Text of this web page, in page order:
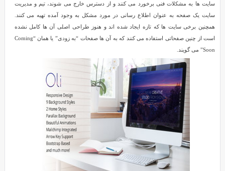
سایت ها به مشکلات فنی برخورد می کنند و از دسترس خارج می شوند، تیم و مدیریت
سایت یک صفحه به عنوان اطلاع رسانی در مورد مشکل به وجود آمده تهیه می کنند.
همچنین برخی سایت ها که تازه ایجاد شده اند و هنوز طراحی اصلی آن ها کامل نشده
است از چنین صفحاتی استفاده می کنند که به آن ها صفحات “به زودی” یا همان “Coming
Soon” می گویند.